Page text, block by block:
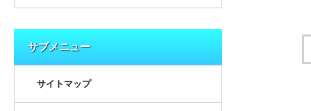
サブメニュー
サイトマップ